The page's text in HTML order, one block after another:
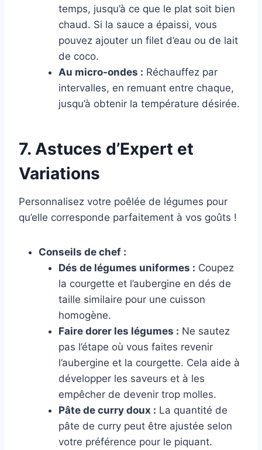
temps, jusqu’à ce que le plat soit bien
chaud. Si la sauce a épaissi, vous
pouvez ajouter un filet d’eau ou de lait
de coco.
Au micro-ondes : Réchauffez par
intervalles, en remuant entre chaque,
jusqu’à obtenir la température désirée.
7. Astuces d’Expert et
Variations
Personnalisez votre poêlée de légumes pour
qu’elle corresponde parfaitement à vos goûts !
Conseils de chef :
Dés de légumes uniformes : Coupez
la courgette et l’aubergine en dés de
taille similaire pour une cuisson
homogène.
Faire dorer les légumes : Ne sautez
pas l’étape où vous faites revenir
l’aubergine et la courgette. Cela aide à
développer les saveurs et à les
empêcher de devenir trop molles.
Pâte de curry doux : La quantité de
pâte de curry peut être ajustée selon
votre préférence pour le piquant.